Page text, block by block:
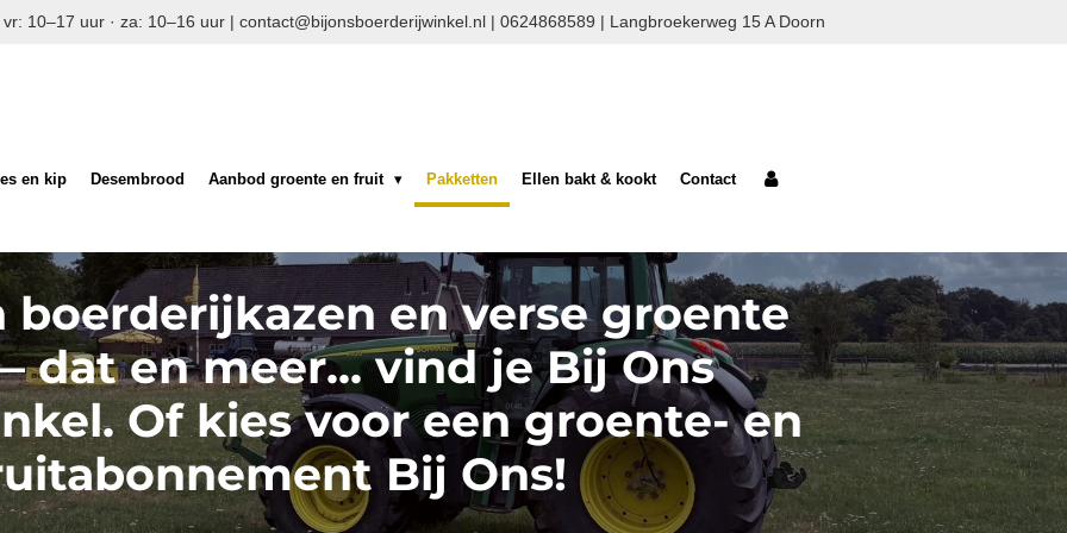
10–17 uur · za: 10–16 uur | contact@bijonsboerderijwinkel.nl | 0624868589 | Langbroekerweg 15 A Doorn
en kip Desembrood Aanbod groente en fruit Pakketten Ellen bakt & kookt Contact
boerderijkazen en verse groente
dat en meer... vind je Bij Ons
Of kies voor een groente- en
Bij Ons!